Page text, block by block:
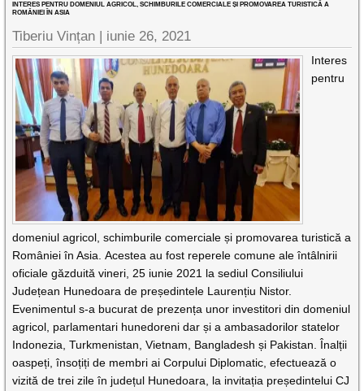
INTERES PENTRU DOMENIUL AGRICOL, SCHIMBURILE COMERCIALE ȘI PROMOVAREA TURISTICĂ A
ROMÂNIEI ÎN ASIA
Tiberiu Vințan | iunie 26, 2021
Interes
pentru
domeniul agricol, schimburile comerciale și promovarea turistică a
României în Asia. Acestea au fost reperele comune ale întâlnirii
oficiale găzduită vineri, 25 iunie 2021 la sediul Consiliului
Județean Hunedoara de președintele Laurențiu Nistor.
Evenimentul s-a bucurat de prezența unor investitori din domeniul
agricol, parlamentari hunedoreni dar și a ambasadorilor statelor
Indonezia, Turkmenistan, Vietnam, Bangladesh și Pakistan. Înalții
oaspeți, însoțiți de membri ai Corpului Diplomatic, efectuează o
vizită de trei zile în județul Hunedoara, la invitația președintelui CJ